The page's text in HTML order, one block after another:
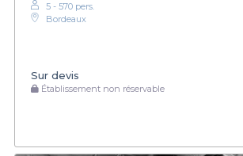
5 - 570 pers.
Bordeaux
Sur devis
Établissement non réservable